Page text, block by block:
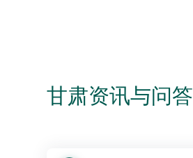
甘肃资讯与问答